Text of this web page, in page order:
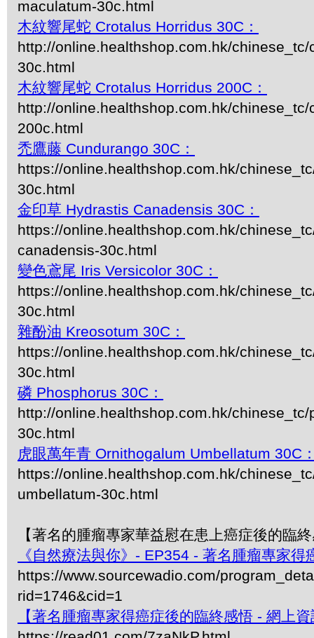
maculatum-30c.html
木紋響尾蛇 Crotalus Horridus 30C：
http://online.healthshop.com.hk/
30c.html
木紋響尾蛇 Crotalus Horridus 200C：
http://online.healthshop.com.hk/
200c.html
禿鷹藤 Cundurango 30C：
https://online.healthshop.com.hk/
30c.html
金印草 Hydrastis Canadensis 30C：
https://online.healthshop.com.hk/
canadensis-30c.html
變色鳶尾 Iris Versicolor 30C：
https://online.healthshop.com.hk/
30c.html
雜酚油 Kreosotum 30C：
https://online.healthshop.com.hk/
30c.html
磷 Phosphorus 30C：
http://online.healthshop.com.hk/chinese_tc/
30c.html
虎眼萬年青 Ornithogalum Umbellatum 30C
https://online.healthshop.com.hk/
umbellatum-30c.html
【著名的腫瘤專家華益慰在患上癌症後的臨
《自然療法與你》- EP354 - 著名腫瘤專家得
https://www.sourcewadio.com/
rid=1746&cid=1
【著名腫瘤專家得癌症後的臨終感悟 - 網上